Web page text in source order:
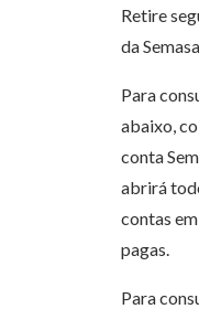
Retire
da Semasa.
Para
abaixo,
conta
abrirá
contas
pagas.
Para